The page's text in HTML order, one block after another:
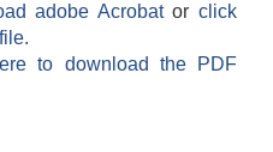
adobe Acrobatorclick
to download the PDF